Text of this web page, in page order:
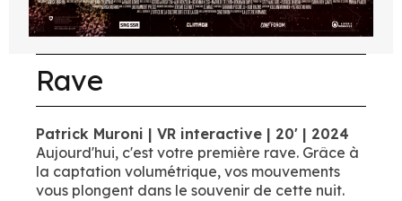
Rave
Patrick Muroni | VR interactive | 20' | 2024
Aujourd'hui, c'est votre première rave. Grâce à
la captation volumétrique, vos mouvements
vous plongent dans le souvenir de cette nuit.